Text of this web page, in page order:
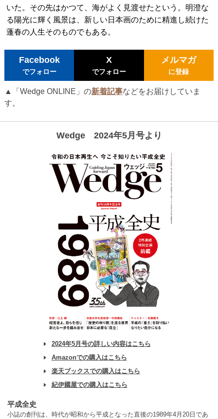
いた。その先はかつて、海がよく見渡せたという。明澄な
る陽光に輝く風景は、新しい日本画のために精進し続けた
蓬春の人生そのものでもある。
Facebook
でフォロー
X
でフォロー
メルマガ
に登録
▲「Wedge ONLINE」の新着記事などをお届けしていま
す。
Wedge 2024年5月号より
2024年5月号の詳しい内容はこちら
Amazonでの購入はこちら
楽天ブックスでの購入はこちら
紀伊國屋での購入はこちら
平成全史
小誌の創刊は、時代が昭和から平成となった直後の1989年4月20日であ